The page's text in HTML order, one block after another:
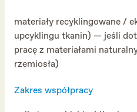
materiały recyklingowane /
upcyklingu tkanin) — jeśli
pracę z materiałami
rzemiosła)
Zakres współpracy